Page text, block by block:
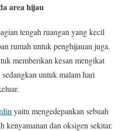
area hijau
tengah ruangan yang kecil
rumah untuk penghijauan juga.
memberikan kesan mengikat
untuk malam hari
yaitu mengedepankan sebuah
kenyamanan dan oksigen sekitar.